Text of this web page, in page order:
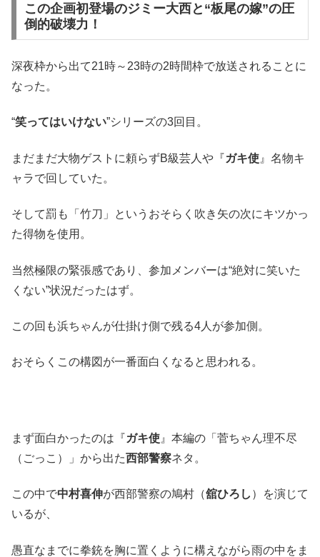
この企画初登場のジミー大西と“板尾の嫁”の圧
倒的破壊力！
深夜枠から出て21時～23時の2時間枠で放送されることに
なった。
“笑ってはいけない”シリーズの3回目。
まだまだ大物ゲストに頼らずB級芸人や『ガキ使 』名物キ
ャラで回していた。
そして罰も「竹刀」というおそらく吹き矢の次にキツかっ
た得物を使用。
当然極限の緊張感であり、参加メンバーは“絶対に笑いた
くない”状況だったはず。
この回も浜ちゃんが仕掛け側で残る4人が参加側。
おそらくこの構図が一番面白くなると思われる。
まず面白かったのは『ガキ使 』本編の「菅ちゃん理不尽
（ごっこ）」から出た西部警察ネタ。
この中で中村喜伸が西部警察の鳩村（舘ひろし ）を演じて
いるが、
愚直なまでに拳銃を胸に置くように構えながら雨の中をま